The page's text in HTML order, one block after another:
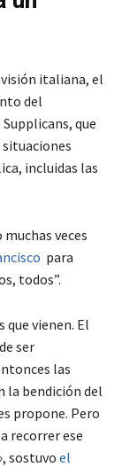
italiana, el
del
que
incluidas las
muchas veces
para
todos”.
que vienen. El
ser
las
la bendición del
propone. Pero
recorrer ese
sostuvo el